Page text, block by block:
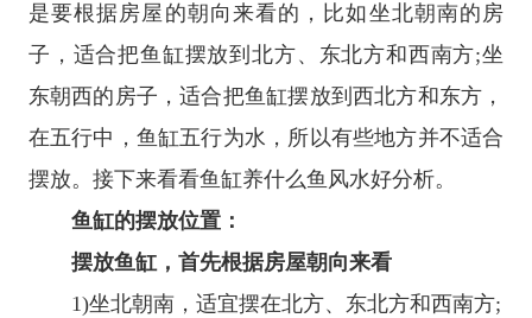
是要根据房屋的朝向来看的，比如坐北朝南的房
子，适合把鱼缸摆放到北方、东北方和西南方;坐
东朝西的房子，适合把鱼缸摆放到西北方和东方，
在五行中，鱼缸五行为水，所以有些地方并不适合
摆放。接下来看看鱼缸养什么鱼风水好分析。
鱼缸的摆放位置：
摆放鱼缸，首先根据房屋朝向来看
1)坐北朝南，适宜摆在北方、东北方和西南方;